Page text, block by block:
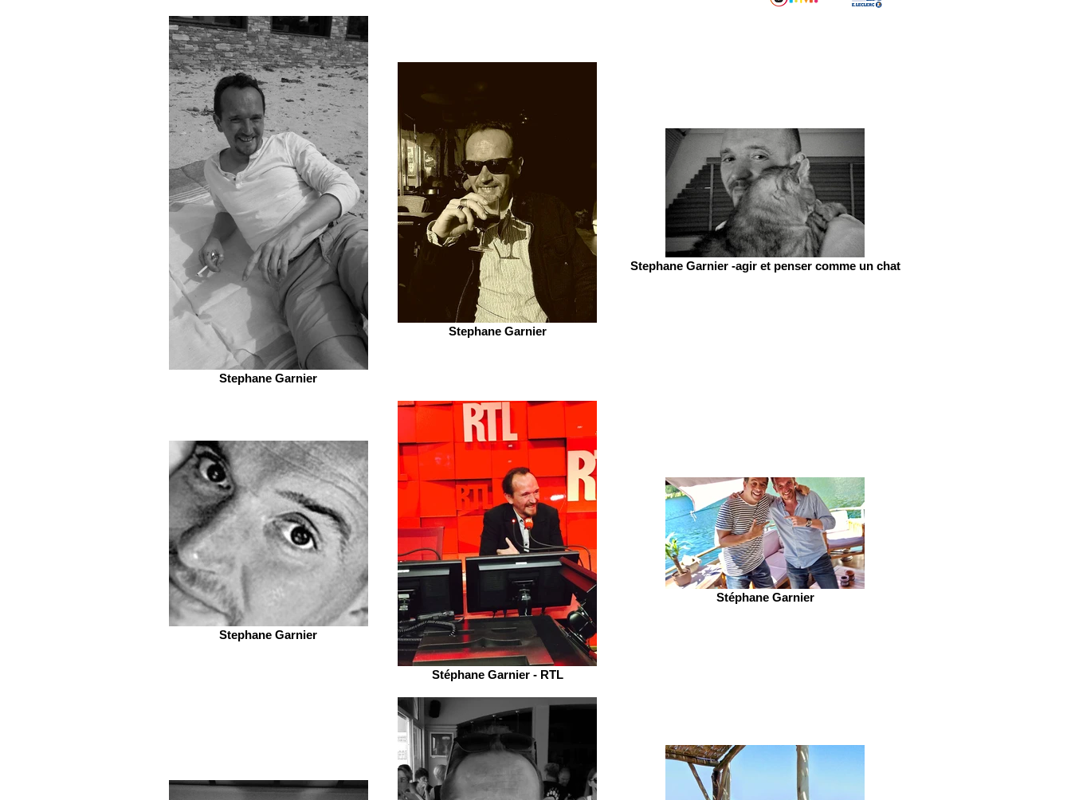
Stephane Garnier
Stephane Garnier
Stephane Garnier -agir et penser comme un chat
Stephane Garnier
Stéphane Garnier - RTL
Stéphane Garnier